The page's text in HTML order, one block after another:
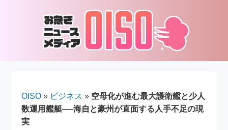
OISO » ビジネス » 空母化が進む最大護衛艦と少人
数運用艦艇──海自と豪州が直面する人手不足の現
実